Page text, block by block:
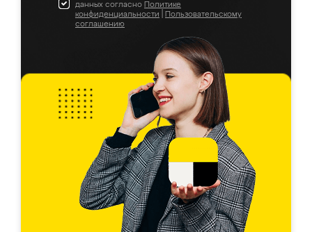
данных согласно Политике
конфиденциальности
Пользовательскому
соглашению